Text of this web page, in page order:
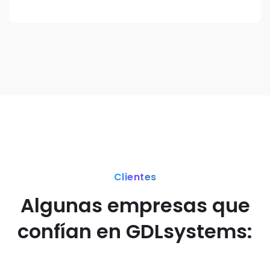
Clientes
Algunas empresas que
confían en GDLsystems: